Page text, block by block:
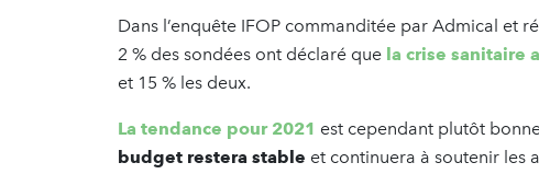
Dans l’enquête IFOP commanditée par Admical et
2 % des sondées ont déclaré que la crise sanitaire
et 15 % les deux.
La tendance pour 2021 est cependant plutôt
budget restera stable et continuera à soutenir les